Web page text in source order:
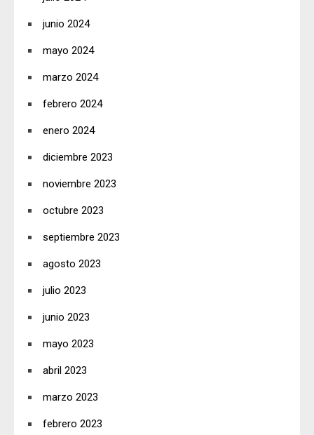
junio 2024
mayo 2024
marzo 2024
febrero 2024
enero 2024
diciembre 2023
noviembre 2023
octubre 2023
septiembre 2023
agosto 2023
julio 2023
junio 2023
mayo 2023
abril 2023
marzo 2023
febrero 2023